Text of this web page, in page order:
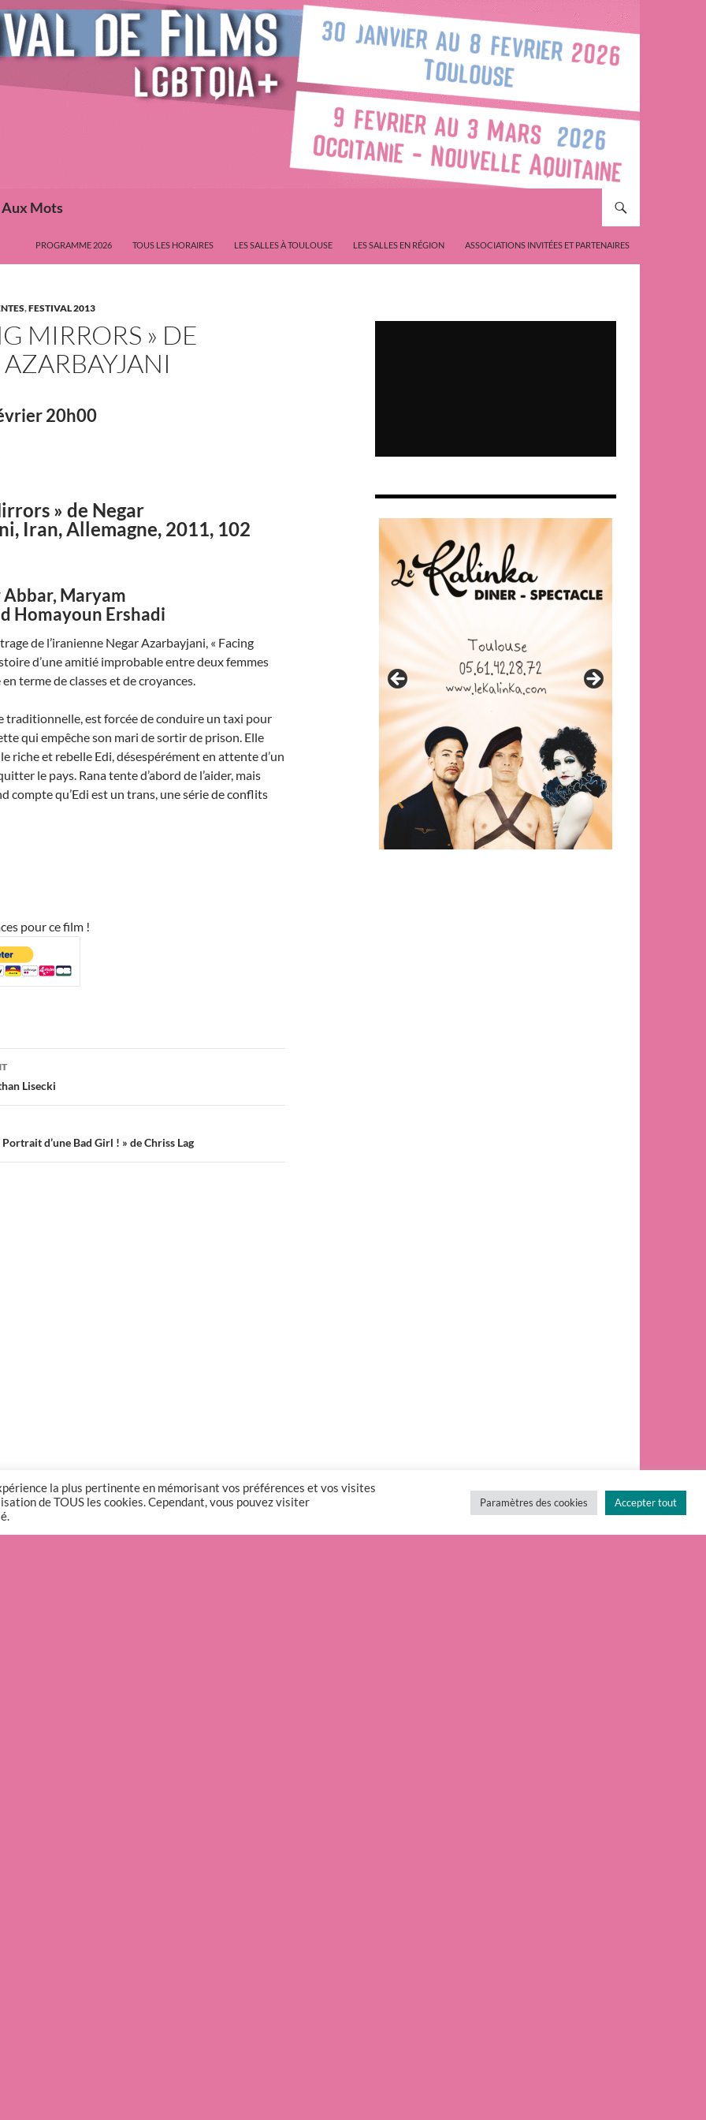
Aux Mots
PROGRAMME 2026 TOUS LES HORAIRES LES SALLES À TOULOUSE LES SALLES EN RÉGION ASSOCIATIONS INVITÉES ET PARTENAIRES
,FESTIVAL 2013
MIRRORS » DE
20h00
» de Negar
Iran, Allemagne, 2011, 102
Abbar, Maryam
Homayoun Ershadi
de l’iranienne Negar Azarbayjani, « Facing
d’une amitié improbable entre deux femmes
terme de classes et de croyances.
traditionnelle, est forcée de conduire un taxi pour
qui empêche son mari de sortir de prison. Elle
riche et rebelle Edi, désespérément en attente d’un
le pays. Rana tente d’abord de l’aider, mais
compte qu’Edi est un trans, une série de conflits
pour ce film !
Lisecki
d’une Bad Girl ! » de Chriss Lag
la plus pertinente en mémorisant vos préférences et vos visites
de TOUS les cookies. Cependant, vous pouvez visiter
Paramètres des cookies Accepter tout